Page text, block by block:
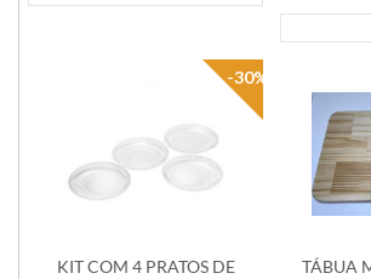
-30%
KIT COM 4 PRATOS DE
TÁBUA